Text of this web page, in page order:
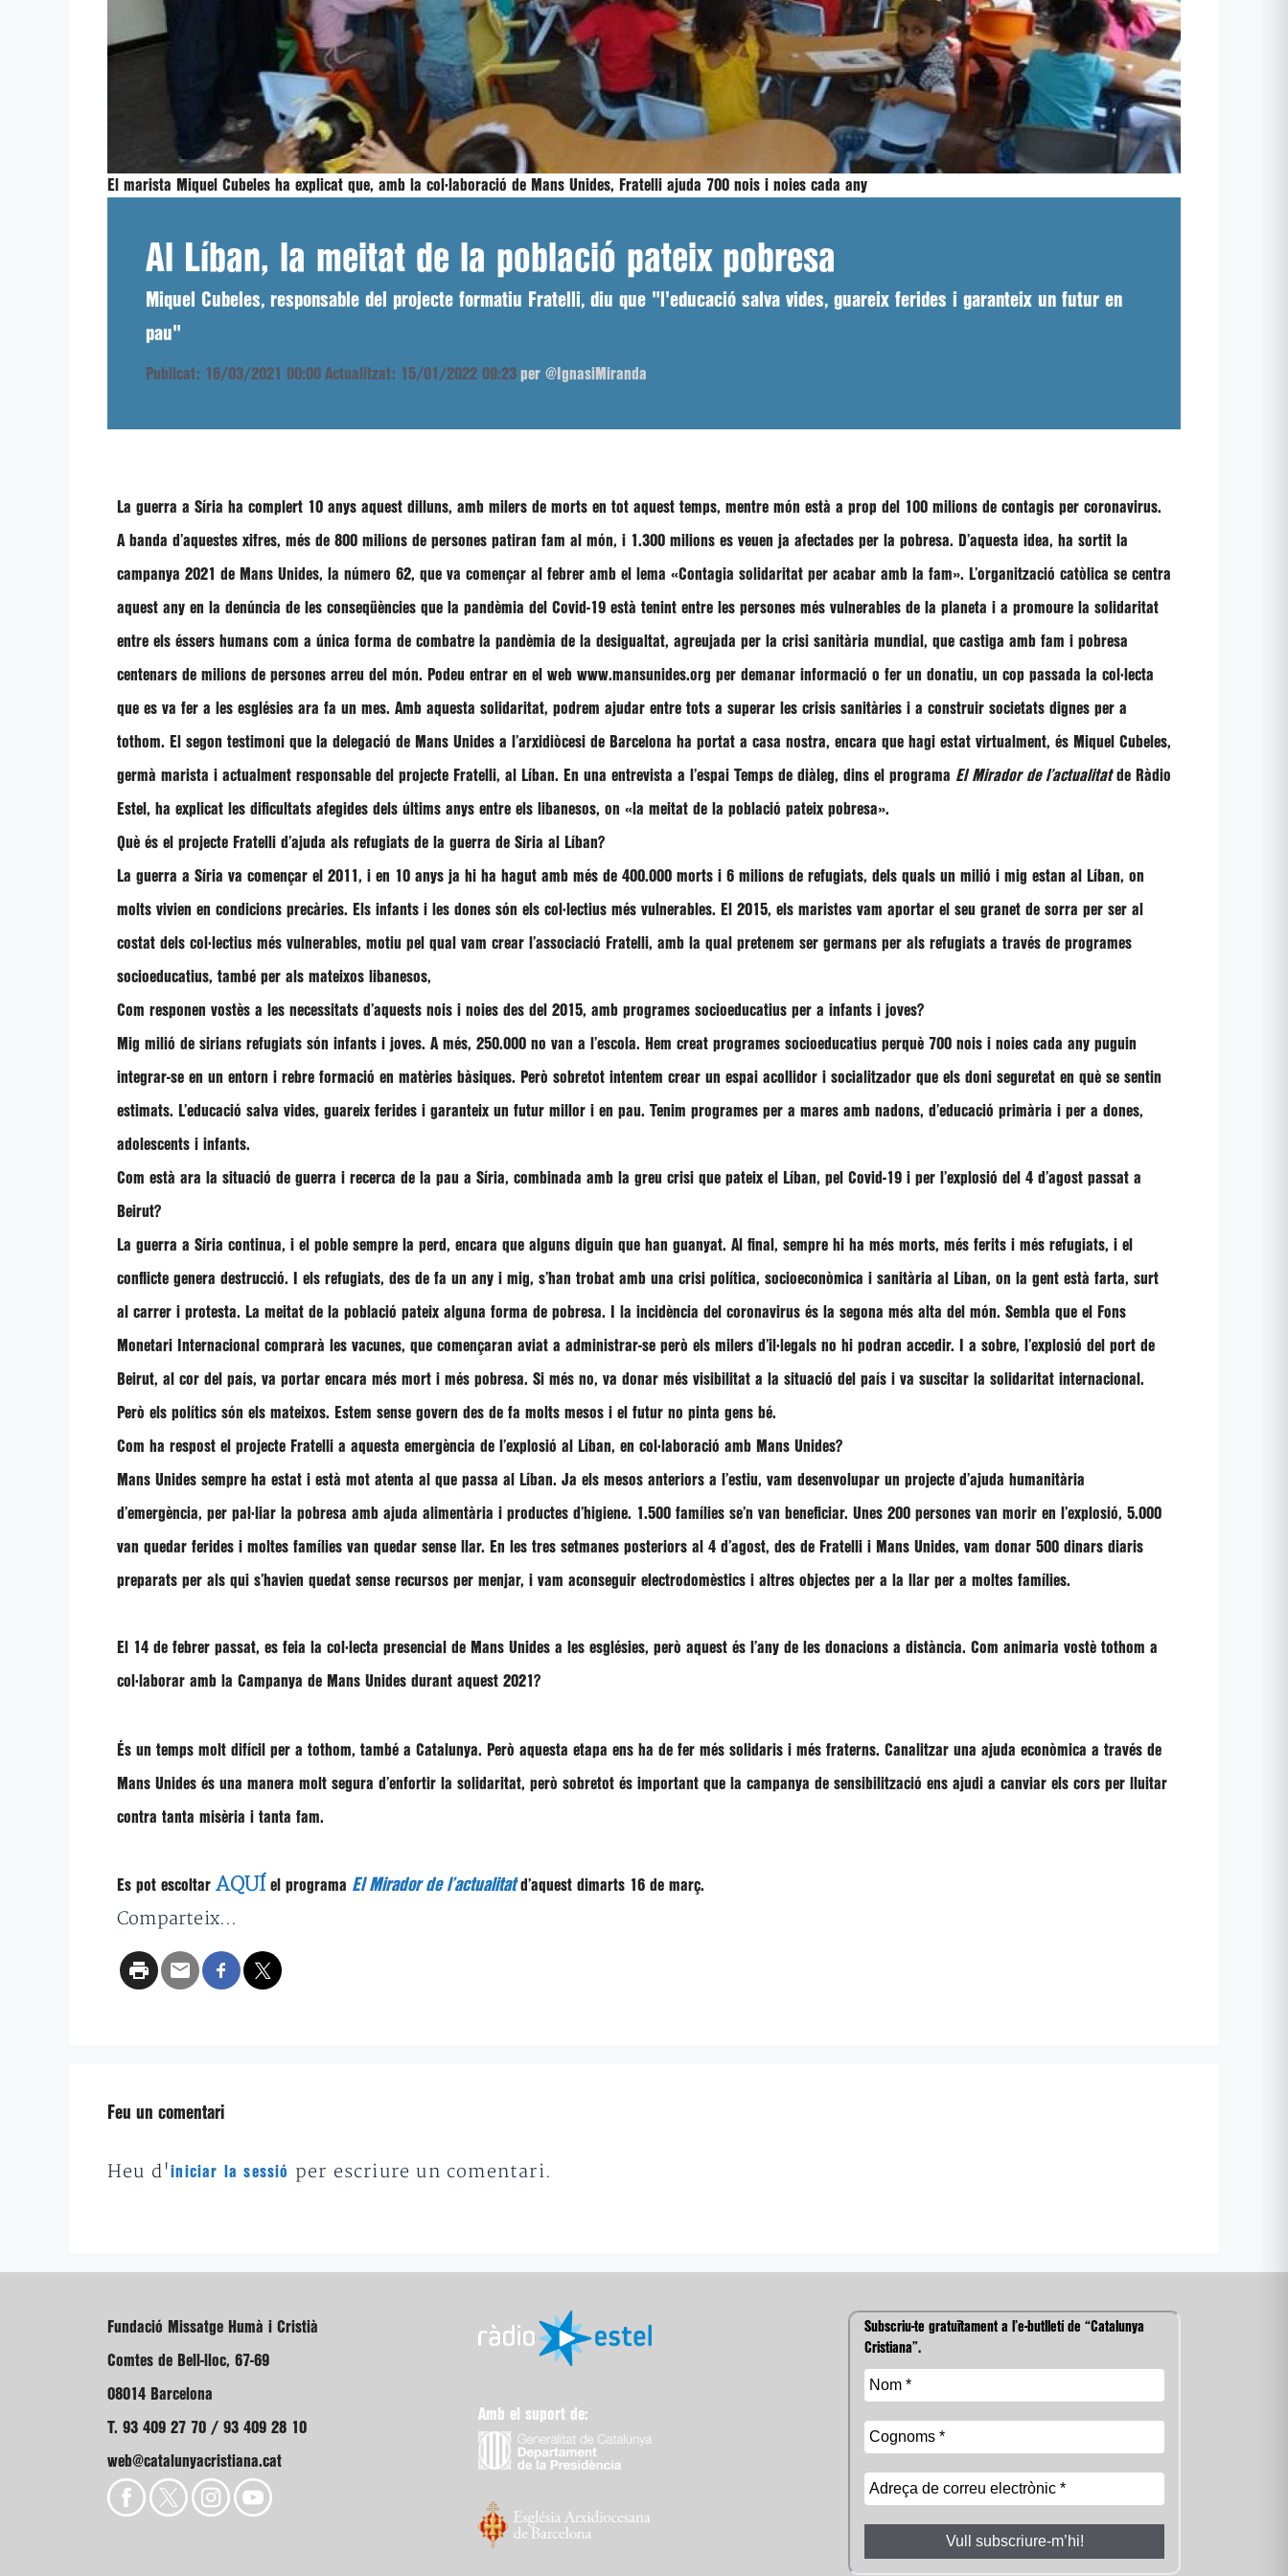
El marista Miquel Cubeles ha explicat que, amb la col·laboració de Mans Unides, Fratelli ajuda 700 nois i noies cada any
Al Líban, la meitat de la població pateix pobresa
Miquel Cubeles, responsable del projecte formatiu Fratelli, diu que "l'educació salva vides, guareix ferides i garanteix un futur en
pau"
Publicat: 16/03/2021 00:00 Actualitzat: 15/01/2022 09:23 per @IgnasiMiranda
La guerra a Síria ha complert 10 anys aquest dilluns, amb milers de morts en tot aquest temps, mentre món està a prop del 100 milions de contagis per coronavirus.
A banda d’aquestes xifres, més de 800 milions de persones patiran fam al món, i 1.300 milions es veuen ja afectades per la pobresa. D’aquesta idea, ha sortit la
campanya 2021 de Mans Unides, la número 62, que va començar al febrer amb el lema «Contagia solidaritat per acabar amb la fam». L’organització catòlica se centra
aquest any en la denúncia de les conseqüències que la pandèmia del Covid-19 està tenint entre les persones més vulnerables de la planeta i a promoure la solidaritat
entre els éssers humans com a única forma de combatre la pandèmia de la desigualtat, agreujada per la crisi sanitària mundial, que castiga amb fam i pobresa
centenars de milions de persones arreu del món. Podeu entrar en el web www.mansunides.org per demanar informació o fer un donatiu, un cop passada la col·lecta
que es va fer a les esglésies ara fa un mes. Amb aquesta solidaritat, podrem ajudar entre tots a superar les crisis sanitàries i a construir societats dignes per a
tothom. El segon testimoni que la delegació de Mans Unides a l’arxidiòcesi de Barcelona ha portat a casa nostra, encara que hagi estat virtualment, és Miquel Cubeles,
germà marista i actualment responsable del projecte Fratelli, al Líban. En una entrevista a l’espai Temps de diàleg, dins el programa El Mirador de l’actualitat de Ràdio
Estel , ha explicat les dificultats afegides dels últims anys entre els libanesos, on «la meitat de la població pateix pobresa».
Què és el projecte Fratelli d’ajuda als refugiats de la guerra de Síria al Líban?
La guerra a Síria va començar el 2011, i en 10 anys ja hi ha hagut amb més de 400.000 morts i 6 milions de refugiats, dels quals un milió i mig estan al Líban, on
molts vivien en condicions precàries. Els infants i les dones són els col·lectius més vulnerables. El 2015, els maristes vam aportar el seu granet de sorra per ser al
costat dels col·lectius més vulnerables, motiu pel qual vam crear l’associació Fratelli, amb la qual pretenem ser germans per als refugiats a través de programes
socioeducatius, també per als mateixos libanesos,
Com responen vostès a les necessitats d’aquests nois i noies des del 2015, amb programes socioeducatius per a infants i joves?
Mig milió de sirians refugiats són infants i joves. A més, 250.000 no van a l’escola. Hem creat programes socioeducatius perquè 700 nois i noies cada any puguin
integrar-se en un entorn i rebre formació en matèries bàsiques. Però sobretot intentem crear un espai acollidor i socialitzador que els doni seguretat en què se sentin
estimats. L’educació salva vides, guareix ferides i garanteix un futur millor i en pau. Tenim programes per a mares amb nadons, d’educació primària i per a dones,
adolescents i infants.
Com està ara la situació de guerra i recerca de la pau a Síria, combinada amb la greu crisi que pateix el Líban, pel Covid-19 i per l’explosió del 4 d’agost passat a
Beirut?
La guerra a Síria continua, i el poble sempre la perd, encara que alguns diguin que han guanyat. Al final, sempre hi ha més morts, més ferits i més refugiats, i el
conflicte genera destrucció. I els refugiats, des de fa un any i mig, s’han trobat amb una crisi política, socioeconòmica i sanitària al Líban, on la gent està farta, surt
al carrer i protesta. La meitat de la població pateix alguna forma de pobresa. I la incidència del coronavirus és la segona més alta del món. Sembla que el Fons
Monetari Internacional comprarà les vacunes, que començaran aviat a administrar-se però els milers d’il·legals no hi podran accedir. I a sobre, l’explosió del port de
Beirut, al cor del país, va portar encara més mort i més pobresa. Si més no, va donar més visibilitat a la situació del país i va suscitar la solidaritat internacional.
Però els polítics són els mateixos. Estem sense govern des de fa molts mesos i el futur no pinta gens bé.
Com ha respost el projecte Fratelli a aquesta emergència de l’explosió al Líban, en col·laboració amb Mans Unides?
Mans Unides sempre ha estat i està mot atenta al que passa al Líban. Ja els mesos anteriors a l’estiu, vam desenvolupar un projecte d’ajuda humanitària
d’emergència, per pal·liar la pobresa amb ajuda alimentària i productes d’higiene. 1.500 famílies se’n van beneficiar. Unes 200 persones van morir en l’explosió, 5.000
van quedar ferides i moltes famílies van quedar sense llar. En les tres setmanes posteriors al 4 d’agost, des de Fratelli i Mans Unides, vam donar 500 dinars diaris
preparats per als qui s’havien quedat sense recursos per menjar, i vam aconseguir electrodomèstics i altres objectes per a la llar per a moltes famílies.
El 14 de febrer passat, es feia la col·lecta presencial de Mans Unides a les esglésies, però aquest és l’any de les donacions a distància. Com animaria vostè tothom a
col·laborar amb la Campanya de Mans Unides durant aquest 2021?
És un temps molt difícil per a tothom, també a Catalunya. Però aquesta etapa ens ha de fer més solidaris i més fraterns. Canalitzar una ajuda econòmica a través de
Mans Unides és una manera molt segura d’enfortir la solidaritat, però sobretot és important que la campanya de sensibilització ens ajudi a canviar els cors per lluitar
contra tanta misèria i tanta fam.
Es pot escoltar AQUÍ el programa El Mirador de l’actualitatd’aquest dimarts 16 de març.
Comparteix...
Feu un comentari
Heu d'iniciar la sessió per escriure un comentari.
Fundació Missatge Humà i Cristià
Comtes de Bell-lloc, 67-69
08014 Barcelona
T. 93 409 27 70 / 93 409 28 10
web@catalunyacristiana.cat
Amb el suport de:
Subscriu-te gratuïtament a l’e-butlletí de “Catalunya
Cristiana”.